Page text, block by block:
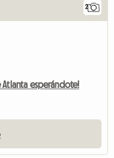
2
Atlanta esperándote!